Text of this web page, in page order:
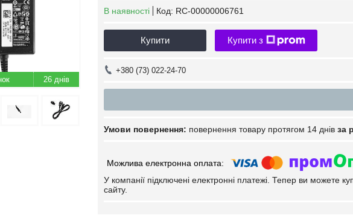
26 днів
В наявності Код: RC-00000006761
Купити Купити з
+380 (73) 022-24-70
повернення товару протягом 14 днів за
У компанії підключені електронні платежі. Тепер ви можете
сайту.